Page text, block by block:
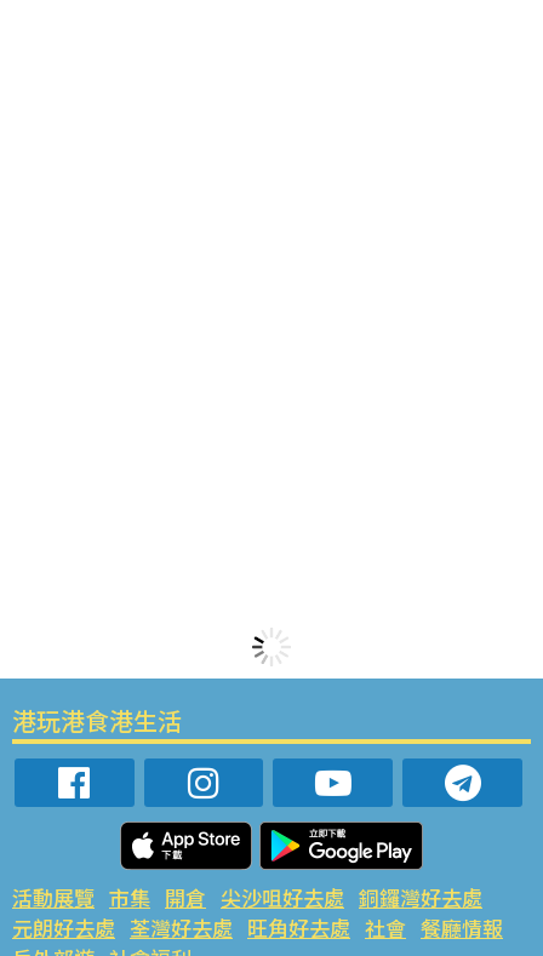
港玩港食港生活
活動展覽 市集 開倉 尖沙咀好去處 銅鑼灣好去處
元朗好去處 荃灣好去處 旺角好去處 社會 餐廳情報